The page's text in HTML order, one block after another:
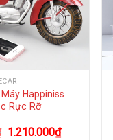
Happiniss
Rực Rỡ
1.210.000₫